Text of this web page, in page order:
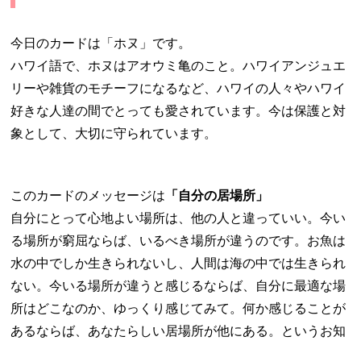
今日のカードは「ホヌ」です。
ハワイ語で、ホヌはアオウミ亀のこと。ハワイアンジュエ
リーや雑貨のモチーフになるなど、ハワイの人々やハワイ
好きな人達の間でとっても愛されています。今は保護と対
象として、大切に守られています。
このカードのメッセージは 「自分の居場所」
自分にとって心地よい場所は、他の人と違っていい。今い
る場所が窮屈ならば、いるべき場所が違うのです。お魚は
水の中でしか生きられないし、人間は海の中では生きられ
ない。今いる場所が違うと感じるならば、自分に最適な場
所はどこなのか、ゆっくり感じてみて。何か感じることが
あるならば、あなたらしい居場所が他にある。というお知